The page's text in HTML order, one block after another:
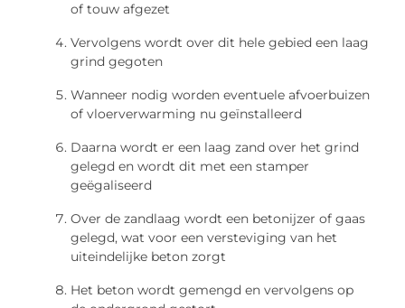
of touw afgezet
Vervolgens wordt over dit hele gebied een laag
grind gegoten
Wanneer nodig worden eventuele afvoerbuizen
of vloerverwarming nu geïnstalleerd
Daarna wordt er een laag zand over het grind
gelegd en wordt dit met een stamper
geëgaliseerd
Over de zandlaag wordt een betonijzer of gaas
gelegd, wat voor een versteviging van het
uiteindelijke beton zorgt
Het beton wordt gemengd en vervolgens op